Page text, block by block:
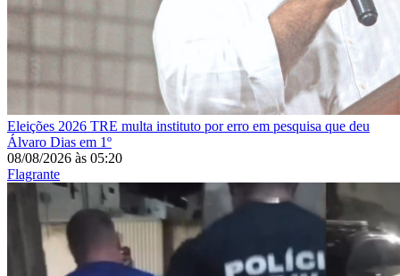
Eleições 2026 TRE multa instituto por erro em pesquisa que deu
Álvaro Dias em 1º
08/08/2026 às 05:20
Flagrante